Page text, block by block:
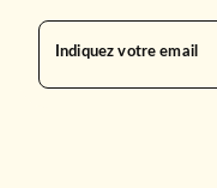
Indiquez votre email